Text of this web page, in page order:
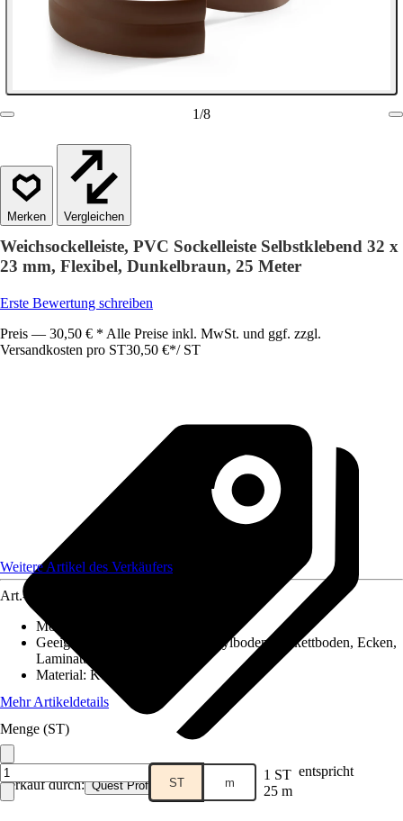
1/8
Vergleichen
Weichsockelleiste, PVC Sockelleiste Selbstklebend 32 x
23 mm, Flexibel, Dunkelbraun, 25 Meter
Erste Bewertung schreiben
Preis — 30,50 € * Alle Preise inkl. MwSt. und ggf. zzgl.
Versandkosten pro ST30,50 €*/ ST
Verkauf durch: Quest Profile
Weitere Artikel des Verkäufers
Art.-Nr.
Montageart
Geeignet für
Fliesen, PVC / Vinylboden, Parkettboden, Ecken,
Laminatboden
Material: Kunststoff
Mehr Artikeldetails
Menge (ST)
ST m 1 ST entspricht
25 m